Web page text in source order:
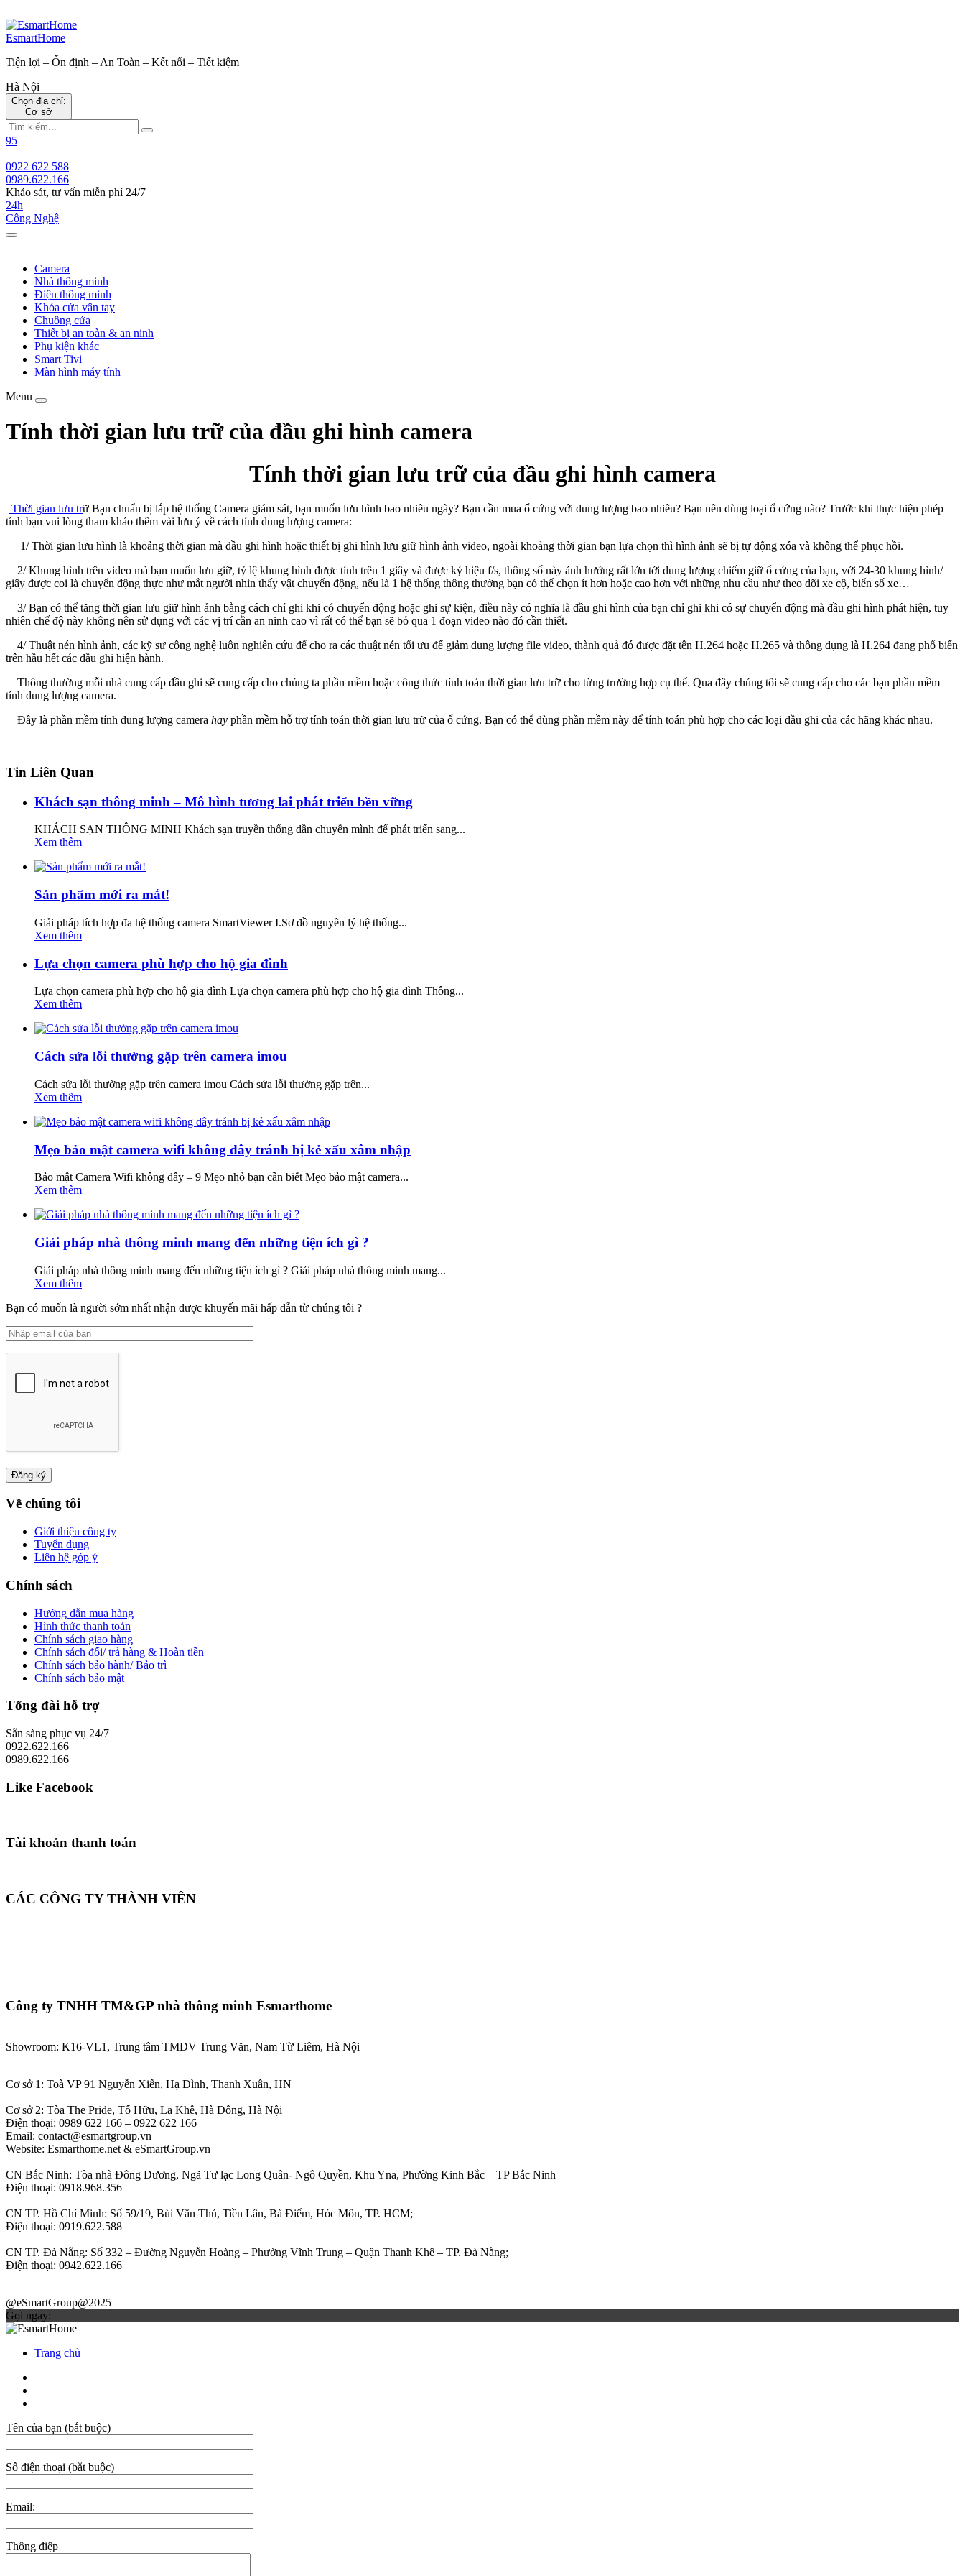
EsmartHome
Tiện lợi – Ổn định – An Toàn – Kết nối – Tiết kiệm
Hà Nội
Chọn địa chỉ:
Cơ sở
Tìm
kiếm:
Search
95
0922 622 588
0989.622.166
Khảo sát, tư vấn miễn phí 24/7
24h
Công Nghệ
Toggle
Camera
Nhà thông minh
Điện thông minh
Khóa cửa vân tay
Chuông cửa
Thiết bị an toàn & an ninh
Phụ kiện khác
Smart Tivi
Màn hình máy tính
Menu
Toggle
Tính thời gian lưu trữ của đầu ghi hình camera
Tính thời gian lưu trữ của đầu ghi hình camera
Thời gian lưu trữ Bạn chuẩn bị lắp hệ thống Camera giám sát, bạn muốn lưu hình bao nhiêu ngày? Bạn cần mua ổ cứng với dung lượng bao nhiêu? Bạn nên dùng loại ổ cứng nào? Trước khi thực hiện phép
tính bạn vui lòng tham khảo thêm vài lưu ý về cách tính dung lượng camera:
1/ Thời gian lưu hình là khoảng thời gian mà đầu ghi hình hoặc thiết bị ghi hình lưu giữ hình ảnh video, ngoài khoảng thời gian bạn lựa chọn thì hình ảnh sẽ bị tự động xóa và không thể phục hồi.
2/ Khung hình trên video mà bạn muốn lưu giữ, tỷ lệ khung hình được tính trên 1 giây và được ký hiệu f/s, thông số này ảnh hưởng rất lớn tới dung lượng chiếm giữ ổ cứng của bạn, với 24-30 khung hình/
giây được coi là chuyển động thực như mắt người nhìn thấy vật chuyển động, nếu là 1 hệ thống thông thường bạn có thể chọn ít hơn hoặc cao hơn với những nhu cầu như theo dõi xe cộ, biển số xe…
3/ Bạn có thể tăng thời gian lưu giữ hình ảnh bằng cách chỉ ghi khi có chuyển động hoặc ghi sự kiện, điều này có nghĩa là đầu ghi hình của bạn chỉ ghi khi có sự chuyển động mà đầu ghi hình phát hiện, tuy
nhiên chế độ này không nên sử dụng với các vị trí cần an ninh cao vì rất có thể bạn sẽ bỏ qua 1 đoạn video nào đó cần thiết.
4/ Thuật nén hình ảnh, các kỹ sư công nghệ luôn nghiên cứu để cho ra các thuật nén tối ưu để giảm dung lượng file video, thành quả đó được đặt tên H.264 hoặc H.265 và thông dụng là H.264 đang phổ biến
trên hầu hết các đầu ghi hiện hành.
Thông thường mỗi nhà cung cấp đầu ghi sẽ cung cấp cho chúng ta phần mềm hoặc công thức tính toán thời gian lưu trữ cho từng trường hợp cụ thể. Qua đây chúng tôi sẽ cung cấp cho các bạn phần mềm
tính dung lượng camera.
Đây là phần mềm tính dung lượng camera hay phần mềm hỗ trợ tính toán thời gian lưu trữ của ổ cứng. Bạn có thể dùng phần mềm này để tính toán phù hợp cho các loại đầu ghi của các hãng khác nhau.
Tin Liên Quan
Khách sạn thông minh – Mô hình tương lai phát triển bền vững
KHÁCH SẠN THÔNG MINH Khách sạn truyền thống dần chuyển mình để phát triển sang...
Xem thêm
Sản phẩm mới ra mắt!
Giải pháp tích hợp đa hệ thống camera SmartViewer I.Sơ đồ nguyên lý hệ thống...
Xem thêm
Lựa chọn camera phù hợp cho hộ gia đình
Lựa chọn camera phù hợp cho hộ gia đình Lựa chọn camera phù hợp cho hộ gia đình Thông...
Xem thêm
Cách sửa lỗi thường gặp trên camera imou
Cách sửa lỗi thường gặp trên camera imou Cách sửa lỗi thường gặp trên...
Xem thêm
Mẹo bảo mật camera wifi không dây tránh bị kẻ xấu xâm nhập
Bảo mật Camera Wifi không dây – 9 Mẹo nhỏ bạn cần biết Mẹo bảo mật camera...
Xem thêm
Giải pháp nhà thông minh mang đến những tiện ích gì ?
Giải pháp nhà thông minh mang đến những tiện ích gì ? Giải pháp nhà thông minh mang...
Xem thêm
Bạn có muốn là người sớm nhất nhận được khuyến mãi hấp dẫn từ chúng tôi ?
Về chúng tôi
Giới thiệu công ty
Tuyển dụng
Liên hệ góp ý
Chính sách
Hướng dẫn mua hàng
Hình thức thanh toán
Chính sách giao hàng
Chính sách đổi/ trả hàng & Hoàn tiền
Chính sách bảo hành/ Bảo trì
Chính sách bảo mật
Tổng đài hỗ trợ
Sẵn sàng phục vụ 24/7
0922.622.166
0989.622.166
Like Facebook
Tài khoản thanh toán
CÁC CÔNG TY THÀNH VIÊN
Công ty TNHH TM&GP nhà thông minh Esmarthome
Showroom: K16-VL1, Trung tâm TMDV Trung Văn, Nam Từ Liêm, Hà Nội
Cơ sở 1: Toà VP 91 Nguyễn Xiển, Hạ Đình, Thanh Xuân, HN
Cơ sở 2: Tòa The Pride, Tố Hữu, La Khê, Hà Đông, Hà Nội
Điện thoại: 0989 622 166 – 0922 622 166
Email: contact@esmartgroup.vn
Website: Esmarthome.net & eSmartGroup.vn
CN Bắc Ninh: Tòa nhà Đông Dương, Ngã Tư lạc Long Quân- Ngô Quyền, Khu Yna, Phường Kinh Bắc – TP Bắc Ninh
Điện thoại: 0918.968.356
CN TP. Hồ Chí Minh: Số 59/19, Bùi Văn Thủ, Tiền Lân, Bà Điểm, Hóc Môn, TP. HCM;
Điện thoại: 0919.622.588
CN TP. Đà Nẵng: Số 332 – Đường Nguyễn Hoàng – Phường Vĩnh Trung – Quận Thanh Khê – TP. Đà Nẵng;
Điện thoại: 0942.622.166
@eSmartGroup@2025
Gọi ngay:
Trang chủ
Tên của bạn (bắt buộc)
Số điện thoại (bắt buộc)
Email:
Thông điệp